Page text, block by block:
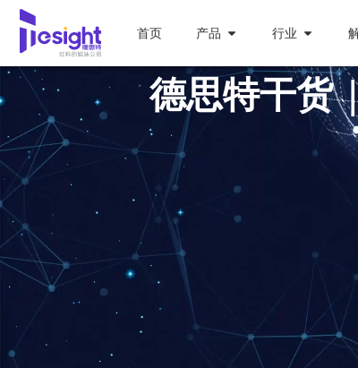
首页 产品 行业
德思特干货